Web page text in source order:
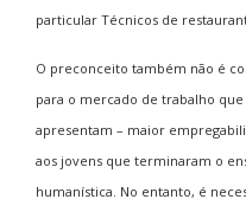
particular Técnicos de
O preconceito também não é
para o mercado de trabalho
apresentam – maior
aos jovens que terminaram o
humanística. No entanto, é